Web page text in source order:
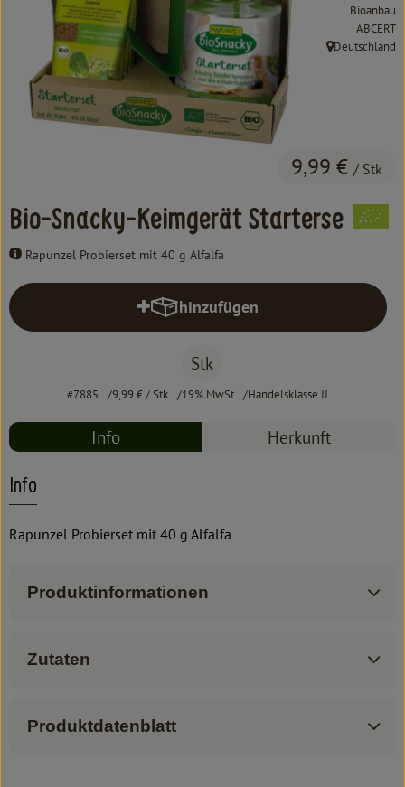
Kochen & Backen
Süß & Pikant
Getränke
Haushalt
Über uns
Bio-Snacky-Keimgerät Starterse
Rapunzel Probierset mit 40 g Alfalfa
9,99 € / Stk
Bioanbau
,ABCERT
, Herkunft:
Deutschland
hinzufügen
Produkt zum Warenkorb
Stk
#7885 9,99 €/ Stk 19% MwSt Handelsklasse II
Info Herkunft
Info
Rapunzel Probierset mit 40 g Alfalfa
Produktinformationen
Zutaten
Produktdatenblatt